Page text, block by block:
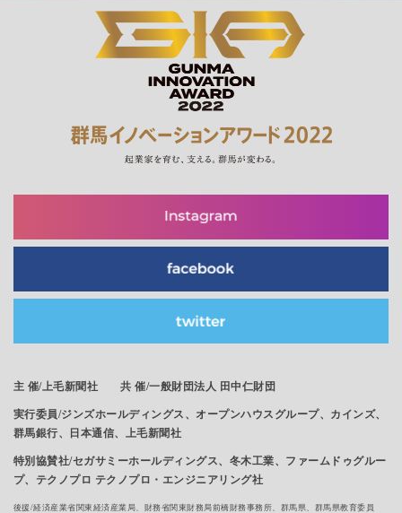
主 催/上毛新聞社 共 催/一般財団法人 田中仁財団
実行委員/ジンズホールディングス、オープンハウスグループ、カインズ、
群馬銀行、日本通信、上毛新聞社
特別協賛社/セガサミーホールディングス、冬木工業、ファームドゥグルー
プ、テクノプロ テクノプロ・エンジニアリング社
後援/経済産業省関東経済産業局、財務省関東財務局前橋財務事務所、群馬県、群馬県教育委員